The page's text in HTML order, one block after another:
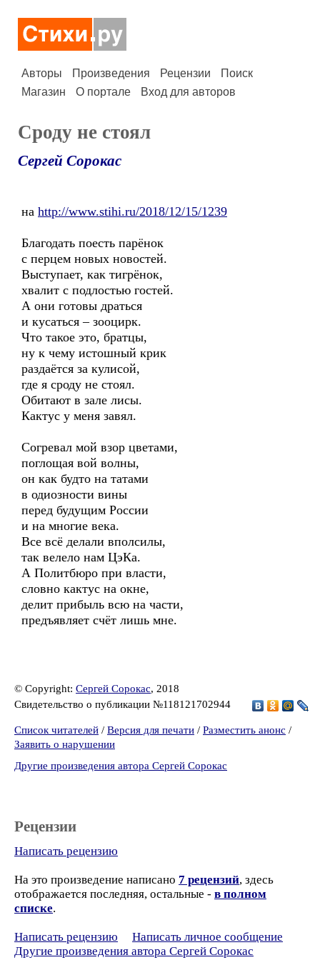
Авторы Произведения Рецензии
Поиск
Магазин
О портале Вход для авторов
Сроду не стоял
Сергей Сорокас
на http://www.stihi.ru/2018/12/15/1239
Благодать поесть парёнок
с перцем новых новостей.
Выступает, как тигрёнок,
хвалит с подлостью гостей.
А они готовы драться
и кусаться – зооцирк.
Что такое это, братцы,
ну к чему истошный крик
раздаётся за кулисой,
где я сроду не стоял.
Обитают в зале лисы.
Кактус у меня завял.
Согревал мой взор цветами,
поглощая вой волны,
он как будто на татами
в одиозности вины
перед будущим России
и на многие века.
Все всё делали вполсилы,
так велело нам ЦэКа.
А Политбюро при власти,
словно кактус на окне,
делит прибыль всю на части,
предъявляет счёт лишь мне.
© Copyright: Сергей Сорокас, 2018
Свидетельство о публикации №118121702944
Список читателей / Версия для печати / Разместить анонс /
Заявить о нарушении
Другие произведения автора Сергей Сорокас
Рецензии
Написать рецензию
На это произведение написано 7 рецензий, здесь
отображается последняя, остальные - в полном
списке.
Написать рецензию
Написать личное сообщение
Другие произведения автора Сергей Сорокас